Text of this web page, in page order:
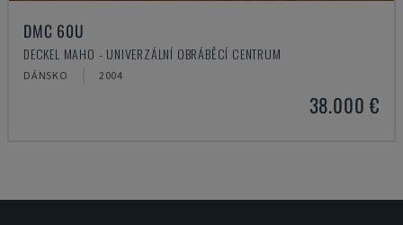
DMC 60U
DECKEL MAHO - UNIVERZÁLNÍ OBRÁBĚCÍ CENTRUM
DÁNSKO 2004
38.000 €